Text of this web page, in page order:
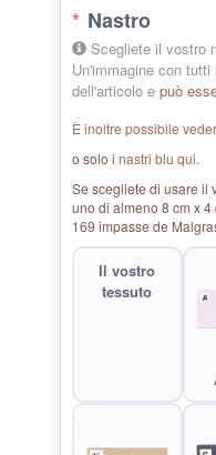
* Nastro
Scegliete il vostro
Un'immagine con
dell'articolo e può
È inoltre possibile
o solo i nastri blu qui.
Se scegliete di usare il
uno di almeno 8 cm x
169 impasse de
Il vostro
tessuto